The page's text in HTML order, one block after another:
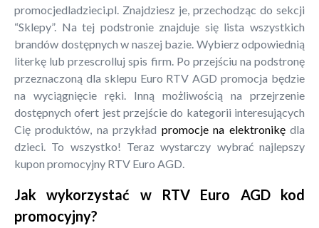
promocjedladzieci.pl. Znajdziesz je, przechodząc do sekcji
“Sklepy”. Na tej podstronie znajduje się lista wszystkich
brandów dostępnych w naszej bazie. Wybierz odpowiednią
literkę lub przescrolluj spis firm. Po przejściu na podstronę
przeznaczoną dla sklepu Euro RTV AGD promocja będzie
na wyciągnięcie ręki. Inną możliwością na przejrzenie
dostępnych ofert jest przejście do kategorii interesujących
Cię produktów, na przykład promocje na elektronikędla
dzieci. To wszystko! Teraz wystarczy wybrać najlepszy
kupon promocyjny RTV Euro AGD.
Jak wykorzystać w RTV Euro AGD kod
promocyjny?